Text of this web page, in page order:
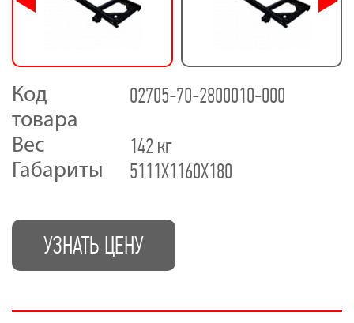
Код
товара
02705-70-2800010-000
Вес 142 кг
Габариты 5111X1160X180
УЗНАТЬ ЦЕНУ